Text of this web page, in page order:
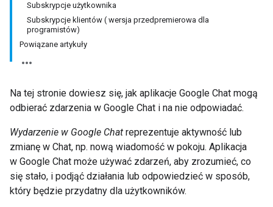
Subskrypcje użytkownika
Subskrypcje klientów ( wersja przedpremierowa dla
programistów)
Powiązane artykuły
Na tej stronie dowiesz się, jak aplikacje Google Chat mogą
odbierać zdarzenia w Google Chat i na nie odpowiadać.
Wydarzenie w Google Chat reprezentuje aktywność lub
zmianę w Chat, np. nową wiadomość w pokoju. Aplikacja
w Google Chat może używać zdarzeń, aby zrozumieć, co
się stało, i podjąć działania lub odpowiedzieć w sposób,
który będzie przydatny dla użytkowników.